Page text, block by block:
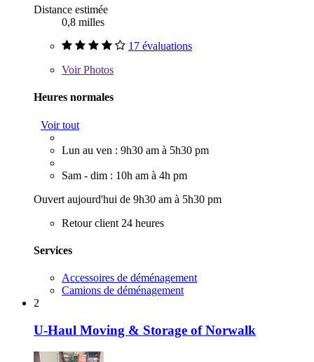
Distance estimée
0,8 milles
17 évaluations
VoirPhotos
Heures normales
Voir tout
Lun au ven : 9h30 am à 5h30 pm
Sam - dim : 10h am à 4h pm
Ouvert aujourd'hui de 9h30 am à 5h30 pm
Retour client 24 heures
Services
Accessoires de déménagement
Camions de déménagement
2
U-Haul Moving & Storage of Norwalk